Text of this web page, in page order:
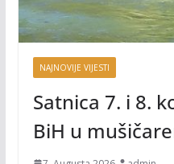
NAJNOVIJE VIJESTI
Satnica 7. i 8.
BiH u